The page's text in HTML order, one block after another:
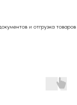
и отгрузка товаров